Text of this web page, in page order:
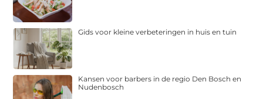
Gids voor kleine verbeteringen in huis en tuin
Kansen voor barbers in de regio Den Bosch en
Nudenbosch